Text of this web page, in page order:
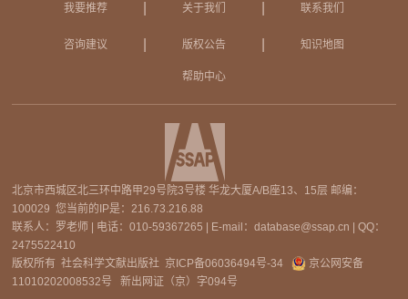
我要推荐 关于我们 联系我们
咨询建议 版权公告 知识地图
帮助中心
北京市西城区北三环中路甲29号院3号楼 华龙大厦A/B座13、15层 邮编：
100029 您当前的IP是： 216.73.216.88
联系人：罗老师 | 电话：010-59367265 | E-mail：database@ssap.cn | QQ：
2475522410
版权所有 社会科学文献出版社 京ICP备06036494号-34
京公网安备
11010202008532号
新出网证（京）字094号